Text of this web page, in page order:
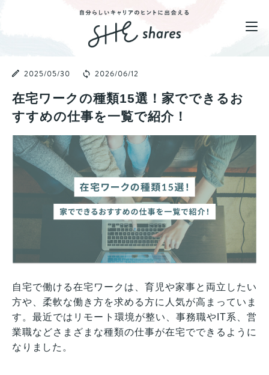
2025/05/30 2026/06/12
在宅ワークの種類15選！家でできるお
すすめの仕事を一覧で紹介！
自宅で働ける在宅ワークは、育児や家事と両立したい
方や、柔軟な働き方を求める方に人気が高まっていま
す。最近ではリモート環境が整い、事務職やIT系、営
業職などさまざまな種類の仕事が在宅でできるように
なりました。